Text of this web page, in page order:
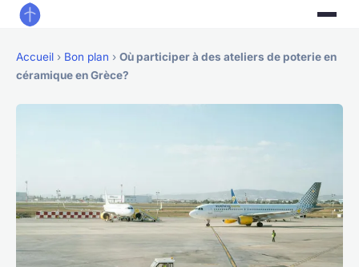
Accueil › Bon plan › Où participer à des ateliers de poterie en
céramique en Grèce?